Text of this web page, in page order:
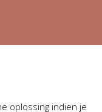
oplossing indien je